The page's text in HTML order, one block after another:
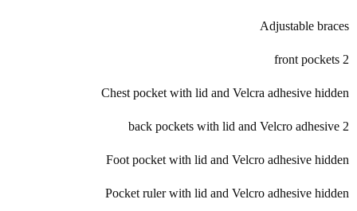
Adjustable braces
2 front pockets
Chest pocket with lid and Velcra adhesive hidden
2 back pockets with lid and Velcro adhesive
Foot pocket with lid and Velcro adhesive hidden
Pocket ruler with lid and Velcro adhesive hidden